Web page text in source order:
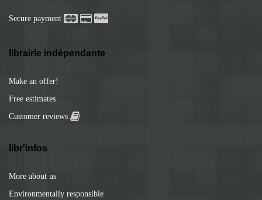
Secure payment
librairie indépendante
Make an offer!
Free estimates
Customer reviews
libr'infos
More about us
Environmentally responsible